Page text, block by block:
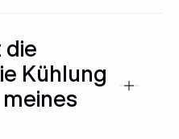
Kühlung